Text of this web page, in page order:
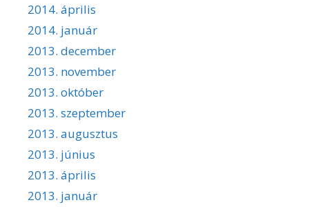
2014. április
2014. január
2013. december
2013. november
2013. október
2013. szeptember
2013. augusztus
2013. június
2013. április
2013. január